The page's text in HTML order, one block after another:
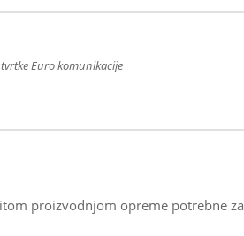
Euro komunikacije
proizvodnjom opreme potrebne za